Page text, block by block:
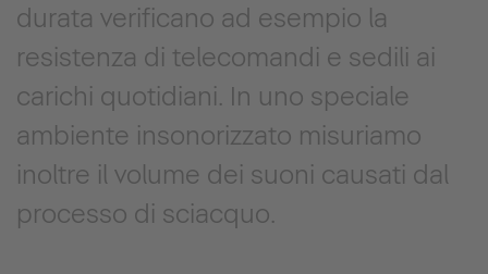
durata verificano ad esempio la
resistenza di telecomandi e sedili ai
carichi quotidiani. In uno speciale
ambiente insonorizzato misuriamo
inoltre il volume dei suoni causati dal
processo di sciacquo.